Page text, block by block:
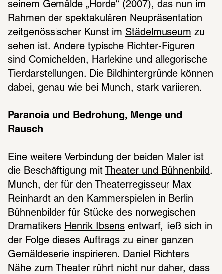
seinem Gemälde „Horde“ (2007), das nun im
Rahmen der spektakulären Neupräsentation
zeitgenössischer Kunst im Städelmuseum zu
sehen ist. Andere typische Richter-Figuren
sind Comichelden, Harlekine und allegorische
Tierdarstellungen. Die Bildhintergründe können
dabei, genau wie bei Munch, stark variieren.
Paranoia und Bedrohung, Menge und
Rausch
Eine weitere Verbindung der beiden Maler ist
die Beschäftigung mit
Theater und Bühnenbild.
Munch, der für den Theaterregisseur Max
Reinhardt an den Kammerspielen in Berlin
Bühnenbilder für Stücke des norwegischen
Dramatikers Henrik Ibsens entwarf, ließ sich in
der Folge dieses Auftrags zu einer ganzen
Gemäldeserie inspirieren. Daniel Richters
Nähe zum Theater rührt nicht nur daher, dass